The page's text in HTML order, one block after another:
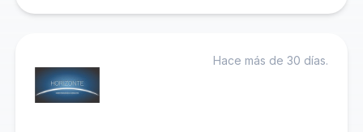
Hace más de 30 días.